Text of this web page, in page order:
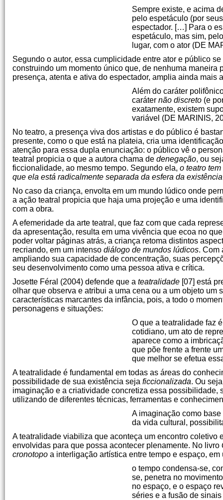
Sempre existe, e acima
pelo espetáculo (por
espectador. […] Para o
espetáculo, mas sim,
lugar, com o ator (DE
Segundo o autor, essa cumplicidade entre ator e público
construindo um momento único que, de nenhuma
presença, atenta e ativa do espectador, amplia ainda mais
Além do caráter
caráter não discreto (e
exatamente, existem
variável (DE MARINIS,
No teatro, a presença viva dos artistas e do público é
presente, como o que está na plateia, cria uma
atenção para essa dupla enunciação: o público vê o
teatral propicia o que a autora chama de denegação, ou
ficcionalidade, ao mesmo tempo. Segundo ela, o teatro
que ela está radicalmente separada da esfera da
No caso da criança, envolta em um mundo lúdico onde
a ação teatral propicia que haja uma projeção e uma
com a obra.
A efemeridade da arte teatral, que faz com que cada
da apresentação, resulta em uma vivência que ecoa no
poder voltar páginas atrás, a criança retoma distintos
recriando, em um intenso diálogo de mundos lúdicos. Com
ampliando sua capacidade de concentração, suas
seu desenvolvimento como uma pessoa ativa e crítica.
Josette Féral (2004) defende que a teatralidade [07] está
olhar que observa e atribui a uma cena ou a um objeto
características marcantes da infância, pois, a todo o
personagens e situações:
O que a teatralidade faz
cotidiano, um ato de
aparece como a
que põe frente a frente
que melhor se efetua
A teatralidade é fundamental em todas as áreas do
possibilidade de sua existência seja ficcionalizada. Ou
imaginação e a criatividade concretiza essa possibilidade,
utilizando de diferentes técnicas, ferramentas e
A imaginação como
da vida cultural,
A teatralidade viabiliza que aconteça um encontro
envolvidas para que possa acontecer plenamente. No livro
cronotopo a interligação artística entre tempo e espaço,
o tempo condensa-se,
se, penetra no
no espaço, e o espaço
séries e a fusão de